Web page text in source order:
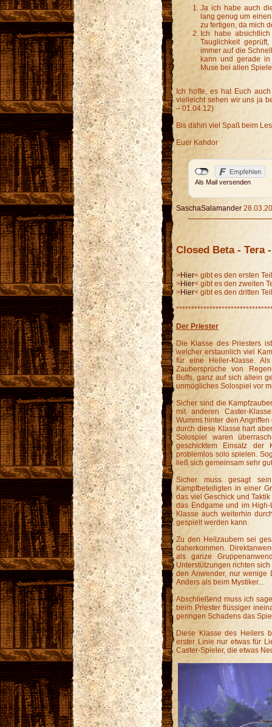
Ja ich habe auch
lang genug um
zu fertigen, da mich
Ich habe
Tauglichkeit
immer auf die
kann und gerade
Muse bei allen
Ich hoffe, es hat Euch
vielleicht sehen wir uns ja
– 01.04.12)
Bis dahin viel Spaß beim
Euer Kahdor
Als Mail versenden
SaschaSalamander
Closed Beta - Tera
>Hier< gibt es den ersten
>Hier< gibt es den zweiten
>Hier< gibt es den dritten
Der Priester
Die Klasse des Priesters
welcher erstaunlich viel
für eine Heiler-Klasse.
Zaubersprüche von
Buffs, ganz auf sich allein
unmögliches Solospiel vor
Sicher sind die
mit anderen Caster-
Wumms hinter den
durch diese Klasse hart
Solospiel waren
geschicktem Einsatz der
problemlos solo spielen.
ließ sich gemeinsam sehr
Sicher muss gesagt
Kampfbeteiligten in einer
das viel Geschick und
das Endgame und im
Klasse auch weiterhin
gespielt werden kann.
Zu den Heilzaubern sei
daherkommen.
als ganze
Unterstützungen richten
den Anwender, nur wenige
Anders als beim Mystiker...
Abschließend muss ich
beim Priester flüssiger
geringen Schadens das
Diese Klasse des Heilers
erster Linie nur etwas für
Caster-Spieler, die etwas